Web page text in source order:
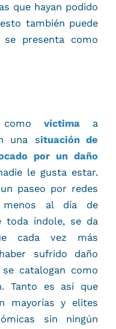
que hayan podido
también puede
presenta como
comovíctima
a
una situación de
por un daño
le gusta estar.
paseo por redes
al día de
toda índole, se da
cada vez más
sufrido daño
catalogan como
Tanto es así que
mayorías y elites
sin ningún